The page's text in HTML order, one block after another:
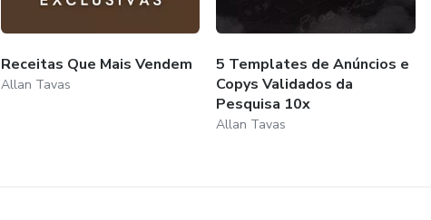
Receitas Que Mais Vendem
Allan Tavas
5 Templates de Anúncios e
Copys Validados da
Pesquisa 10x
Allan Tavas